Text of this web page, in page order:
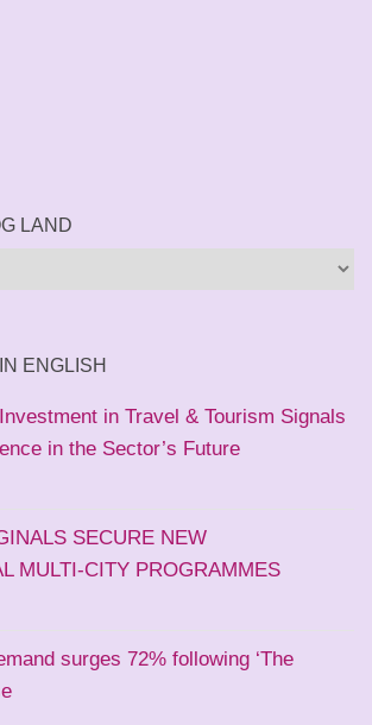
LAND
ENGLISH
in Travel & Tourism Signals
in the Sector’s Future
SECURE NEW
MULTI-CITY PROGRAMMES
surges 72% following ‘The